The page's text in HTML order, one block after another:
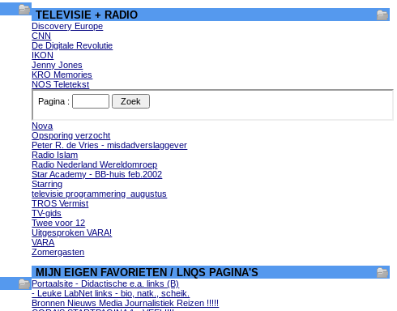
TELEVISIE + RADIO
Discovery Europe
CNN
De Digitale Revolutie
IKON
Jenny Jones
KRO Memories
NOS Teletekst
Nova
Opsporing verzocht
Peter R. de Vries - misdadverslaggever
Radio Islam
Radio Nederland Wereldomroep
Star Academy - BB-huis feb.2002
Starring
televisie programmering augustus
TROS Vermist
TV-gids
Twee voor 12
Uitgesproken VARA!
VARA
Zomergasten
MIJN EIGEN FAVORIETEN / LNQS PAGINA'S
Portaalsite - Didactische e.a. links (B)
- Leuke LabNet links - bio, natk., scheik.
Bronnen Nieuws Media Journalistiek Reizen !!!!!